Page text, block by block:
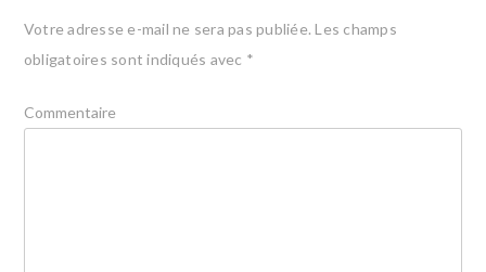
Votre adresse e-mail ne sera pas publiée. Les champs
obligatoires sont indiqués avec *
Commentaire